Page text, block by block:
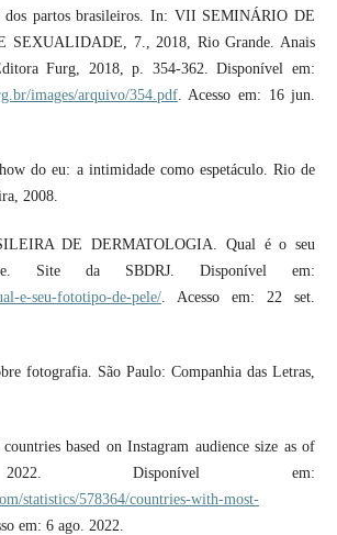
dos partos brasileiros. In: VII SEMINÁRIO DE
SEXUALIDADE, 7., 2018, Rio Grande. Anais
Furg, 2018, p. 354-362. Disponível em:
images/arquivo/354.pdf. Acesso em: 16 jun.
do eu: a intimidade como espetáculo. Rio de
2008.
DE DERMATOLOGIA. Qual é o seu
Site da SBDRJ. Disponível em:
e-seu-fototipo-de-pele/. Acesso em: 22 set.
fotografia. São Paulo: Companhia das Letras,
based on Instagram audience size as of
Disponível em:
statistics/578364/countries-with-most-
em: 6 ago. 2022.